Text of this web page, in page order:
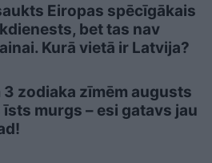
Eiropas spēcīgākais
bet tas nav
Kurā vietā ir Latvija?
3 zodiaka zīmēm augusts
īsts murgs – esi gatavs jau